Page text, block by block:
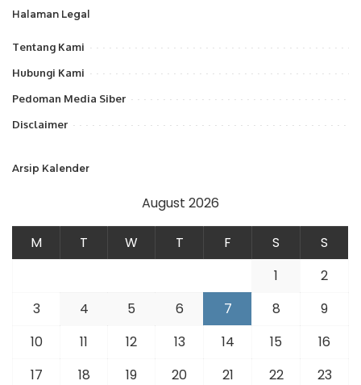
Halaman Legal
Tentang Kami
Hubungi Kami
Pedoman Media Siber
Disclaimer
Arsip Kalender
August 2026
M T W T F S
S
1
2
3
4 5 6 7 8
9
10
11 12 13 14 15
16
17
18 19 20 21 22
23